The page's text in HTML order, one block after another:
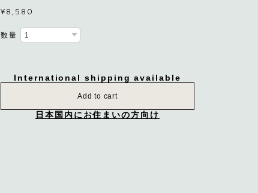
¥8,580
数量
International shipping available
Add to cart
日本国内にお住まいの方向け